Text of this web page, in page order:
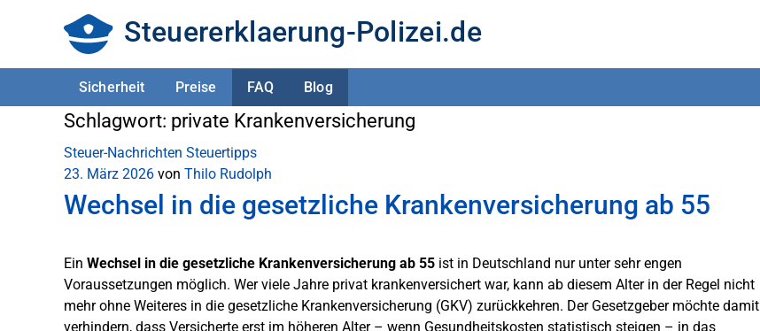
Steuererklaerung-Polizei.de
Sicherheit Preise FAQ Blog
Schlagwort: private Krankenversicherung
Steuer-Nachrichten Steuertipps
23. März 2026 von Thilo Rudolph
Wechsel in die gesetzliche Krankenversicherung ab 55
Ein Wechsel in die gesetzliche Krankenversicherung ab 55 ist in Deutschland nur unter sehr engen
Voraussetzungen möglich. Wer viele Jahre privat krankenversichert war, kann ab diesem Alter in der Regel nicht
mehr ohne Weiteres in die gesetzliche Krankenversicherung (GKV) zurückkehren. Der Gesetzgeber möchte damit
verhindern, dass Versicherte erst im höheren Alter – wenn Gesundheitskosten statistisch steigen – in das